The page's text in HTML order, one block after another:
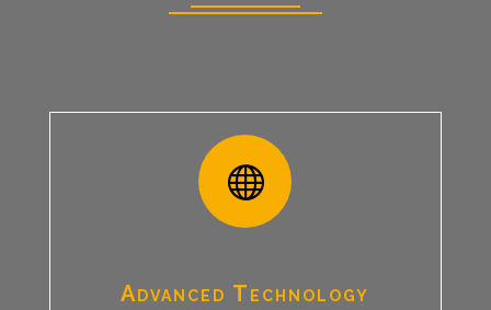

Advanced Technology